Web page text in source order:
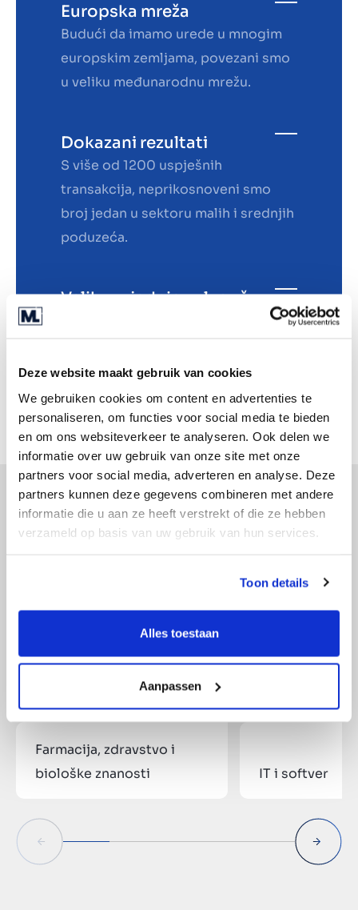
Deze website maakt gebruik van cookies
We gebruiken cookies om content en advertenties te
personaliseren, om functies voor social media te bieden
en om ons websiteverkeer te analyseren. Ook delen we
informatie over uw gebruik van onze site met onze
partners voor social media, adverteren en analyse. Deze
partners kunnen deze gegevens combineren met andere
informatie die u aan ze heeft verstrekt of die ze hebben
verzameld op basis van uw gebruik van hun services.
Toon details
Alles toestaan
Aanpassen
Europska mreža
Budući da imamo urede u mnogim
europskim zemljama, povezani smo
u veliku međunarodnu mrežu.
Dokazani rezultati
S više od 1200 uspješnih
transakcija, neprikosnoveni smo
broj jedan u sektoru malih i srednjih
poduzeća.
Velika zajednica ulagača
Više od 1000 poduzetnika u naše je
milijardu eura.
Sektori
Farmacija, zdravstvo i
biološke znanosti
IT i softver